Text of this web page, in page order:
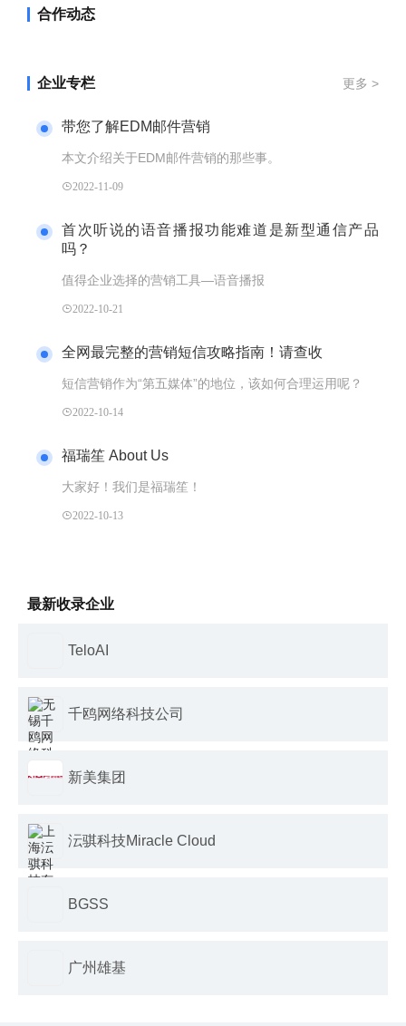
合作动态
企业专栏 更多 >
带您了解EDM邮件营销
本文介绍关于EDM邮件营销的那些事。
2022-11-09
首次听说的语音播报功能难道是新型通信产品
吗？
值得企业选择的营销工具—语音播报
2022-10-21
全网最完整的营销短信攻略指南！请查收
短信营销作为“第五媒体”的地位，该如何合理运用呢？
2022-10-14
福瑞笙 About Us
大家好！我们是福瑞笙！
2022-10-13
最新收录企业
TeloAI
千鸥网络科技公司
新美集团
沄骐科技Miracle Cloud
BGSS
广州雄基